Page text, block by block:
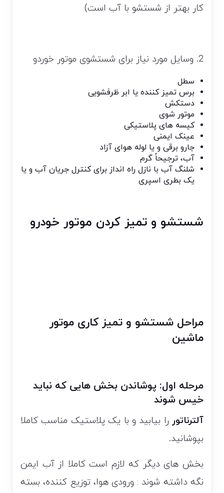
کار بهتر از شستشو با آب است)
2. وسایل مورد نیاز برای شستشوی موتور خوردو
سطل
برس تمیز کننده یا ابر ظرفشویی
دستکش
موتور شوی
کیسه های پلاستیکی
عینک ایمنی
جارو برقی و یا لوله هوای آزاد
آب، ترجیحاً گرم
شلنگ آب با نازل راه انداز برای کنترل جریان آب و یا
یک بطری اسپری
شستشو و تمیز کردن موتور خودرو
مراحل شستشو و تمیز کاری موتور
ماشین
مرحله اول: پوشاندن بخش هایی که نباید
خیس شوند
آلترناتور را بیابید و با یک پلاستیک مناسب کاملا
بپوشانید.
بخش های دیگر که لازم است کاملا از آب ایمن
نگه داشته شوند : ورودی هوا، توزیع کننده، بسته